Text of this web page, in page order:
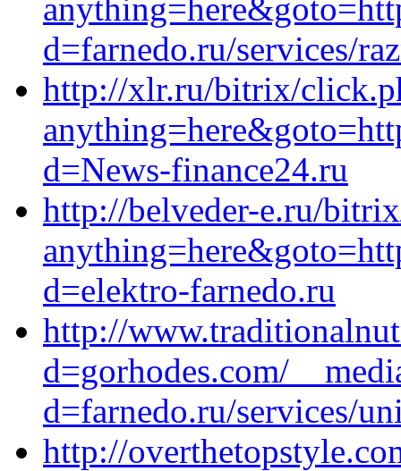
d=farnedo.ru/services/
http://xlr.ru/bitrix/
d=News-finance24.ru
http://belveder-e.ru/
d=elektro-farnedo.ru
http://
d=gorhodes.com/
d=farnedo.ru/services/
http://